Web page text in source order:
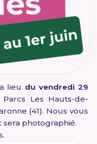
lieu du vendredi 29
Les Hauts-de-
(41). Nous vous
photographié.